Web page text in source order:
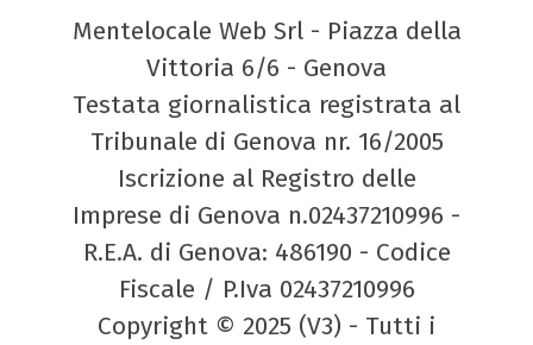
Mentelocale Web Srl - Piazza della
Vittoria 6/6 - Genova
Testata giornalistica registrata al
Tribunale di Genova nr. 16/2005
Iscrizione al Registro delle
Imprese di Genova n.02437210996 -
R.E.A. di Genova: 486190 - Codice
Fiscale / P.Iva 02437210996
Copyright © 2025 (V3) - Tutti i